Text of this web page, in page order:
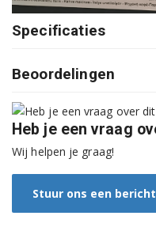
DeLonghi ECAM44660W
DeLonghi ECAM45.326.S
DeLonghi ECAM45.366.B
DeLonghi
Specificaties
Beoordelingen
Heb je een vraag
Wij helpen je graag!
Stuur ons een bericht